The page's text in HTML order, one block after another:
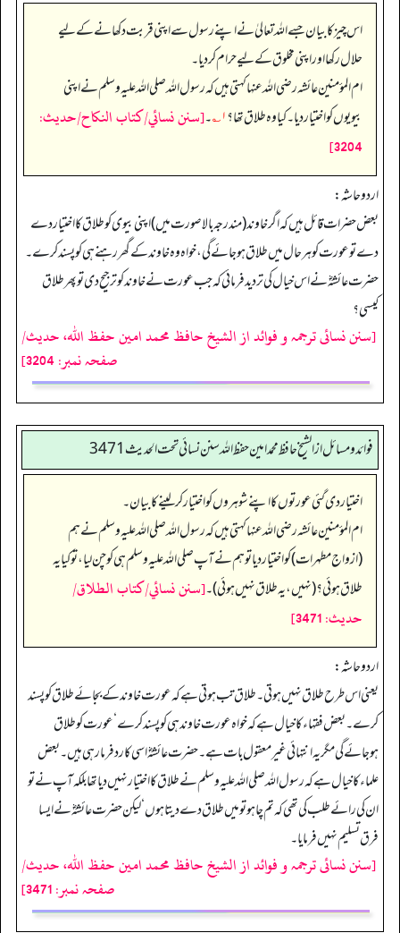
اس چیز کا بیان جسے اللہ تعالیٰ نے اپنے رسول سے اپنی قربت دکھانے کے لیے
حلال رکھا اور اپنی مخلوق کے لیے حرام کر دیا۔
ام المؤمنین عائشہ رضی الله عنہا کہتی ہیں کہ رسول اللہ صلی اللہ علیہ وسلم نے اپنی
بیویوں کو اختیار دیا۔ کیا وہ طلاق تھا؟۱؎ ۔[سنن نسائي/كتاب النكاح/حدیث:
3204]
اردو حاشہ:
بعض حضرات قائل ہیں کہ اگر خاوند (مندرجہ بالا صورت میں) اپنی بیوی کو طلاق کا اختیار دے
دے تو عورت کو ہر حال میں طلاق ہوجائے گی، خواہ وہ خاوند کے گھر رہنے ہی کو پسند کرے۔
حضرت عائشہؓ نے اس خیال کی تردید فرمائی کہ جب عورت نے خاوند کو ترجیح دی تو پھر طلاق
کیسی؟
[سنن نسائی ترجمہ و فوائد از الشیخ حافظ محمد امین حفظ اللہ، حدیث/
صفحہ نمبر: 3204]
فوائد ومسائل از الشيخ حافظ محمد امين حفظ الله سنن نسائي تحت الحديث3471
اختیار دی گئی عورتوں کا اپنے شوہروں کو اختیار کر لینے کا بیان۔
ام المؤمنین عائشہ رضی الله عنہا کہتی ہیں کہ رسول اللہ صلی اللہ علیہ وسلم نے ہم
(ازواج مطہرات) کو اختیار دیا تو ہم نے آپ صلی اللہ علیہ وسلم ہی کو چن لیا، تو کیا یہ
طلاق ہوئی؟ (نہیں، یہ طلاق نہیں ہوئی)۔[سنن نسائي/كتاب الطلاق/
حدیث: 3471]
اردو حاشہ:
یعنی اس طرح طلاق نہیں ہوتی۔ طلاق تب ہوتی ہے کہ عورت خاوند کے بجائے طلاق کو پسند
کرے۔ بعض فقہاء کا خیال ہے کہ خواہ عورت خاوند ہی کو پسند کرے‘ عورت کو طلاق
ہوجائے گی مگر یہ انتہائی غیر معقول بات ہے۔ حضرت عائشہؓ اسی کا رد فرما رہی ہیں۔ بعض
علماء کا خیال ہے کہ رسول اللہ صلی اللہ علیہ وسلم نے طلاق کا اختیار نہیں دیا تھا بلکہ آپ نے تو
ان کی رائے طلب کی تھی کہ تم چاہو تو میں طلاق دے دیتا ہوں‘ لیکن حضرت عائشہؓ نے ایسا
فرق تسلیم نہیں فرمایا۔
[سنن نسائی ترجمہ و فوائد از الشیخ حافظ محمد امین حفظ اللہ، حدیث/
صفحہ نمبر: 3471]